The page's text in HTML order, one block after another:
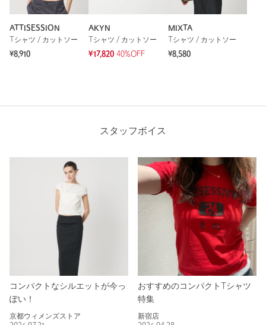
ATTISESSION
Tシャツ / カットソー
¥8,910
AKYN
Tシャツ / カットソー
¥17,820 40%OFF
MIXTA
Tシャツ / カットソー
¥8,580
スタッフボイス
コンパクトなシルエットが今っ
ぽい！
京都ウィメンズストア
おすすめのコンパクトTシャツ
特集
新宿店